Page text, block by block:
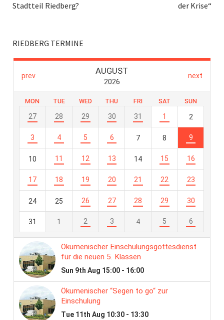
Stadtteil Riedberg?
der Krise“
RIEDBERG TERMINE